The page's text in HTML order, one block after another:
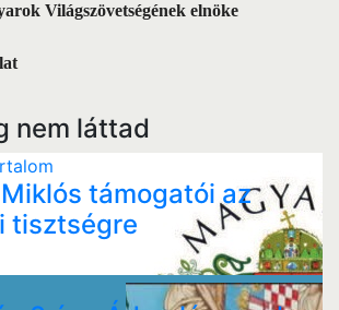
Világszövetségének elnöke
nem láttad
támogatói az
tisztségre